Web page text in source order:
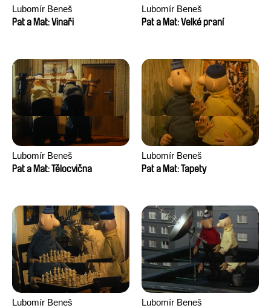
Lubomír Beneš
Pat a Mat: Vinaři
Lubomír Beneš
Pat a Mat: Velké praní
Lubomír Beneš
Pat a Mat: Tělocvična
Lubomír Beneš
Pat a Mat: Tapety
Lubomír Beneš
Lubomír Beneš